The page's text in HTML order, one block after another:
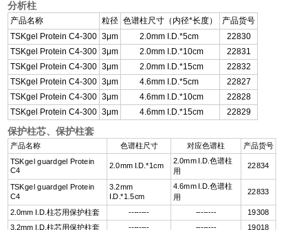
分析柱
产品名称 粒径 色谱柱尺寸（内径*长度）
产品货号
TSKgel Protein C4-300 3μm 2.0mm I.D.*5cm
22830
TSKgel Protein C4-300 3μm 2.0mm I.D.*10cm
22831
TSKgel Protein C4-300 3μm 2.0mm I.D.*15cm
22832
TSKgel Protein C4-300 3μm 4.6mm I.D.*5cm
22827
TSKgel Protein C4-300 3μm 4.6mm I.D.*10cm
22828
TSKgel Protein C4-300 3μm 4.6mm I.D.*15cm 22829
保护柱芯、保护柱套
产品名称 色谱柱尺寸 对应色谱柱
产品货号
TSKgel guardgel Protein
C4
2.0mm I.D.*1cm
2.0mm I.D.色谱柱
用
22834
TSKgel guardgel Protein
C4
3.2mm
I.D.*1.5cm
4.6mm I.D.色谱柱
用
22833
2.0mm I.D.柱芯用保护柱套 -------- --------
19308
3.2mm I.D.柱芯用保护柱套
-------- -------- 19018